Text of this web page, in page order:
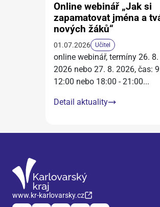
Online webinář „Jak si
zapamatovat jména a
nových žáků“
01.07.2026 Učitel
online webinář, termíny 26. 8.
2026 nebo 27. 8. 2026, čas:
12:00 nebo 18:00 - 21:00...
Detail aktuality
www.kr-karlovarsky.cz